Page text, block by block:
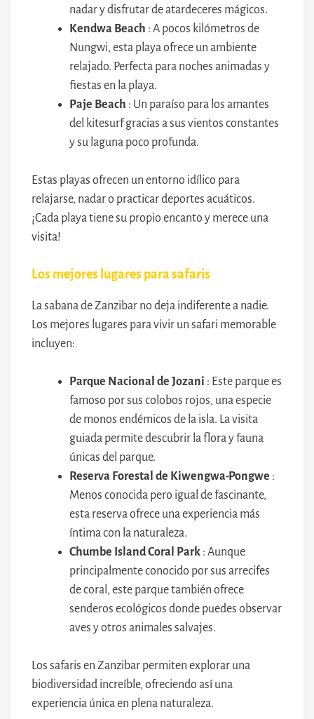
nadar y disfrutar de atardeceres mágicos.
Kendwa Beach : A pocos kilómetros de
Nungwi, esta playa ofrece un ambiente
relajado. Perfecta para noches animadas y
fiestas en la playa.
Paje Beach : Un paraíso para los amantes
del kitesurf gracias a sus vientos constantes
y su laguna poco profunda.
Estas playas ofrecen un entorno idílico para
relajarse, nadar o practicar deportes acuáticos.
¡Cada playa tiene su propio encanto y merece una
visita!
Los mejores lugares para safaris
La sabana de Zanzibar no deja indiferente a nadie.
Los mejores lugares para vivir un safari memorable
incluyen:
Parque Nacional de Jozani : Este parque es
famoso por sus colobos rojos, una especie
de monos endémicos de la isla. La visita
guiada permite descubrir la flora y fauna
únicas del parque.
Reserva Forestal de Kiwengwa-Pongwe :
Menos conocida pero igual de fascinante,
esta reserva ofrece una experiencia más
íntima con la naturaleza.
Chumbe Island Coral Park : Aunque
principalmente conocido por sus arrecifes
de coral, este parque también ofrece
senderos ecológicos donde puedes observar
aves y otros animales salvajes.
Los safaris en Zanzibar permiten explorar una
biodiversidad increíble, ofreciendo así una
experiencia única en plena naturaleza.